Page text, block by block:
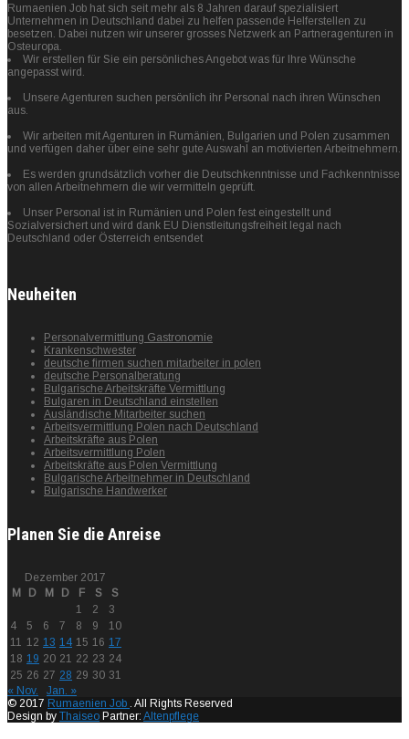
Rumaenien Job hat sich seit mehr als 8 Jahren darauf spezialisiert
Unternehmen in Deutschland dabei zu helfen passende Helferstellen zu
besetzen. Dabei nutzen wir unserer grosses Netzwerk an Partneragenturen in
Osteuropa.
Wir erstellen für Sie ein persönliches Angebot was für Ihre Wünsche
angepasst wird.
Unsere Agenturen suchen persönlich ihr Personal nach ihren Wünschen
aus.
Wir arbeiten mit Agenturen in Rumänien, Bulgarien und Polen zusammen
und verfügen daher über eine sehr gute Auswahl an motivierten Arbeitnehmern.
Es werden grundsätzlich vorher die Deutschkenntnisse und Fachkenntnisse
von allen Arbeitnehmern die wir vermitteln geprüft.
Unser Personal ist in Rumänien und Polen fest eingestellt und
Sozialversichert und wird dank EU Dienstleitungsfreiheit legal nach
Deutschland oder Österreich entsendet
Neuheiten
Personalvermittlung Gastronomie
Krankenschwester
deutsche firmen suchen mitarbeiter in polen
deutsche Personalberatung
Bulgarische Arbeitskräfte Vermittlung
Bulgaren in Deutschland einstellen
Ausländische Mitarbeiter suchen
Arbeitsvermittlung Polen nach Deutschland
Arbeitskräfte aus Polen
Arbeitsvermittlung Polen
Arbeitskräfte aus Polen Vermittlung
Bulgarische Arbeitnehmer in Deutschland
Bulgarische Handwerker
Planen Sie die Anreise
Dezember 2017
M
D M D F S
S
1
2
3
4
5 6 7 8 9
10
11 12 13 14 15 16 17
18 19 20 21 22 23 24
25 26 27 28 29 30 31
« Nov.
Jan. »
© 2017 Rumaenien Job . All Rights Reserved
Design by Thaiseo Partner: Altenpflege